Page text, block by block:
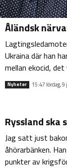
Åländsk
Ukraina där han
mellan ekocid,
Nyheter 15:47 lördag,
Ryssland ska
Jag satt just
åhörarbänken.
punkter av